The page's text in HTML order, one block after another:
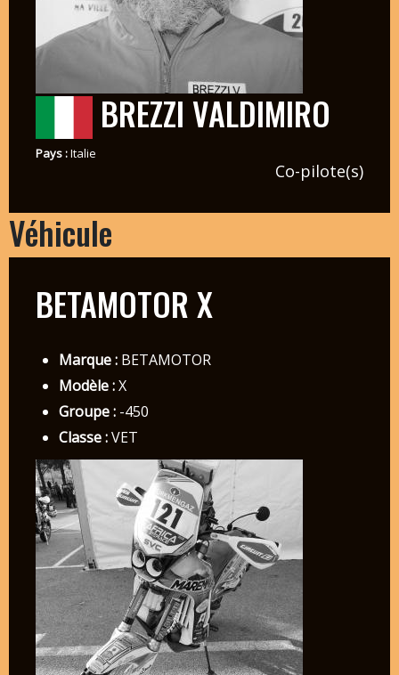
BREZZI VALDIMIRO
Pays :Italie
Co-pilote(s)
Véhicule
BETAMOTOR X
Marque :BETAMOTOR
Modèle :X
Groupe :-450
Classe :VET